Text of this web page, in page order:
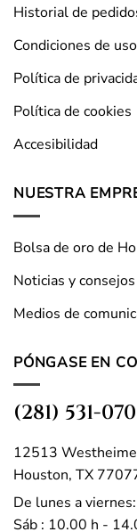
Historial de
Condiciones de uso
Política de
Política de cookies
Accesibilidad
NUESTRA
Bolsa de oro de
Noticias y consejos
Medios de
PÓNGASE EN
(281) 531-
12513
Houston, TX
De lunes a
Sáb : 10.00 h -